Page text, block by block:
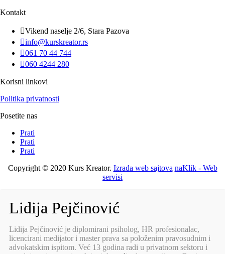
Kontakt
Vikend naselje 2/6, Stara Pazova
info@kurskreator.rs
061 70 44 744
060 4244 280
Korisni linkovi
Politika privatnosti
Posetite nas
Prati
Prati
Prati
Copyright © 2020 Kurs Kreator. Izrada web sajtova naKlik - Web
servisi
Lidija Pejčinović
Lidija Pejčinović je diplomirani psiholog, HR profesionalac,
licencirani medijator i master prava sa položenim pravosudnim i
advokatskim ispitom. Već 13 godina radi u privatnom sektoru i